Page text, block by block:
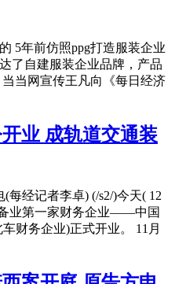
5年前仿照ppg打造服装企业
了自建服装企业品牌，产品
当网宣传王凡向《每日经济
业 成轨道交通装
每经记者李卓) (/s2/)今天( 12
业第一家财务企业——中国
财务企业)正式开业。 11月